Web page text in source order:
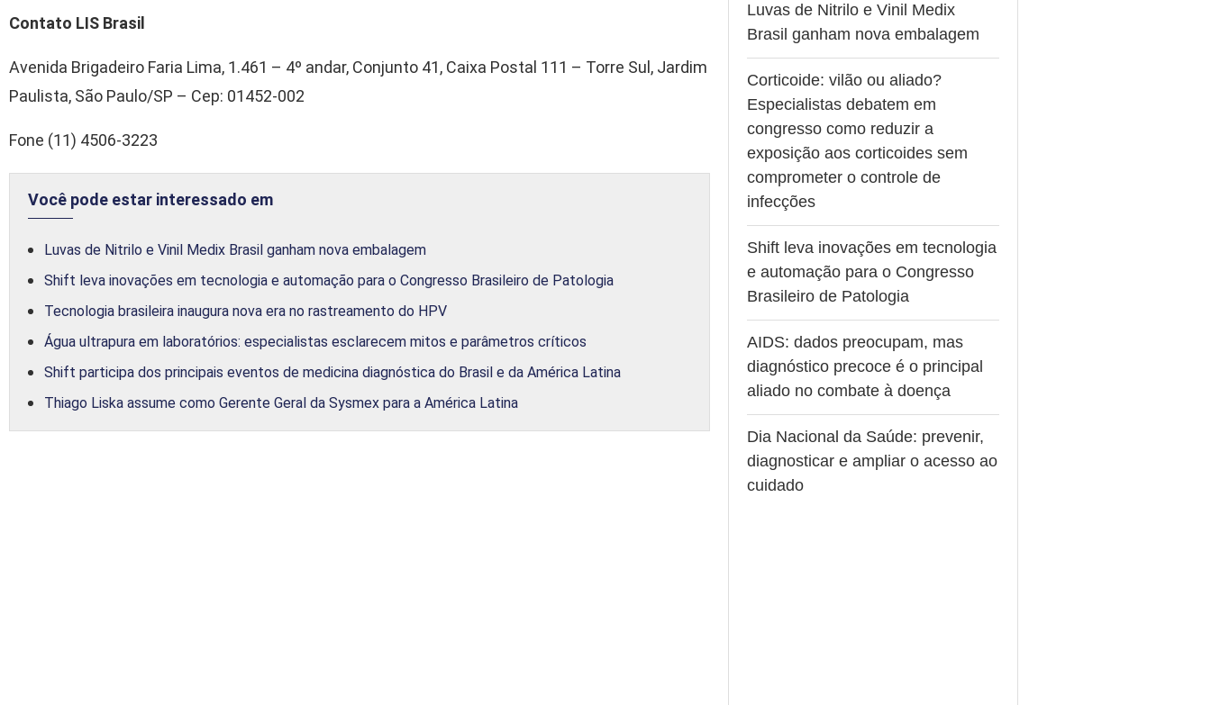
Contato LIS Brasil
Avenida Brigadeiro Faria Lima, 1.461 – 4º andar, Conjunto 41, Caixa Postal 111 – Torre Sul, Jardim
Paulista, São Paulo/SP – Cep: 01452-002
Fone (11) 4506-3223
Você pode estar interessado em
Luvas de Nitrilo e Vinil Medix Brasil ganham nova embalagem
Shift leva inovações em tecnologia e automação para o Congresso Brasileiro de Patologia
Tecnologia brasileira inaugura nova era no rastreamento do HPV
Água ultrapura em laboratórios: especialistas esclarecem mitos e parâmetros críticos
Shift participa dos principais eventos de medicina diagnóstica do Brasil e da América Latina
Thiago Liska assume como Gerente Geral da Sysmex para a América Latina
Luvas de Nitrilo e Vinil Medix
Brasil ganham nova embalagem
Corticoide: vilão ou aliado?
Especialistas debatem em
congresso como reduzir a
exposição aos corticoides sem
comprometer o controle de
infecções
Shift leva inovações em tecnologia
e automação para o Congresso
Brasileiro de Patologia
AIDS: dados preocupam, mas
diagnóstico precoce é o principal
aliado no combate à doença
Dia Nacional da Saúde: prevenir,
diagnosticar e ampliar o acesso ao
cuidado